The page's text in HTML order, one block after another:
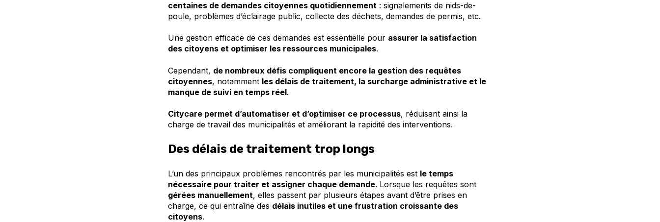
centaines de demandes citoyennes quotidiennement : signalements de nids-de-
poule, problèmes d’éclairage public, collecte des déchets, demandes de permis, etc.
Une gestion efficace de ces demandes est essentielle pour assurer la satisfaction
des citoyens et optimiser les ressources municipales.
Cependant, de nombreux défis compliquent encore la gestion des requêtes
citoyennes, notamment les délais de traitement, la surcharge administrative et le
manque de suivi en temps réel.
Citycare permet d’automatiser et d’optimiser ce processus, réduisant ainsi la
charge de travail des municipalités et améliorant la rapidité des interventions.
Des délais de traitement trop longs
L’un des principaux problèmes rencontrés par les municipalités est le temps
nécessaire pour traiter et assigner chaque demande. Lorsque les requêtes sont
gérées manuellement, elles passent par plusieurs étapes avant d’être prises en
charge, ce qui entraîne des délais inutiles et une frustration croissante des
citoyens.